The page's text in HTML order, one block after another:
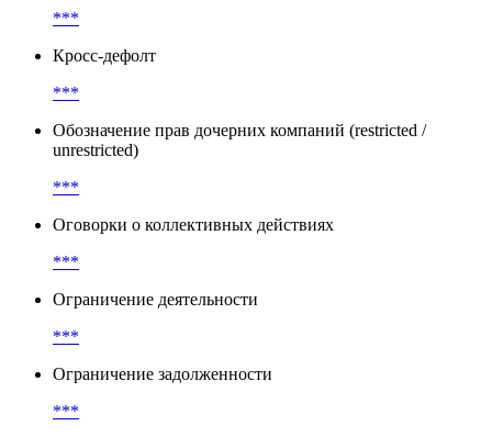
***
Кросс-дефолт
***
Обозначение прав дочерних компаний (restricted /
unrestricted)
***
Оговорки о коллективных действиях
***
Ограничение деятельности
***
Ограничение задолженности
***